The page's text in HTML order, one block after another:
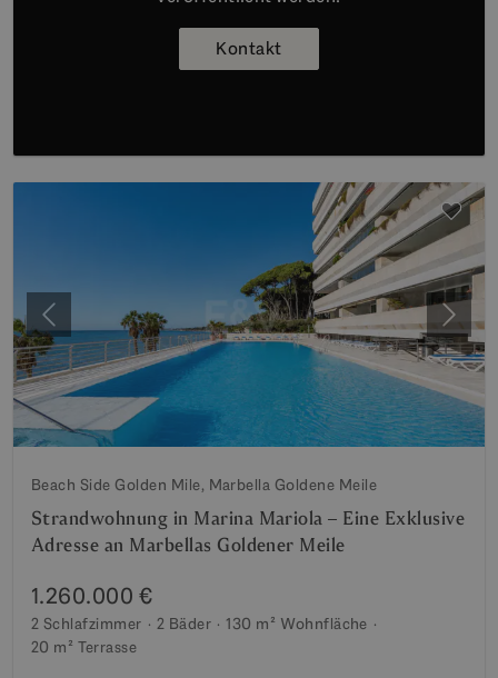
Kontakt
Vorherige
Beach Side Golden Mile, Marbella Goldene Meile
Strandwohnung in Marina Mariola – Eine Exklusive
Adresse an Marbellas Goldener Meile
1.260.000 €
2 Schlafzimmer 2 Bäder 130 m² Wohnfläche
20 m² Terrasse